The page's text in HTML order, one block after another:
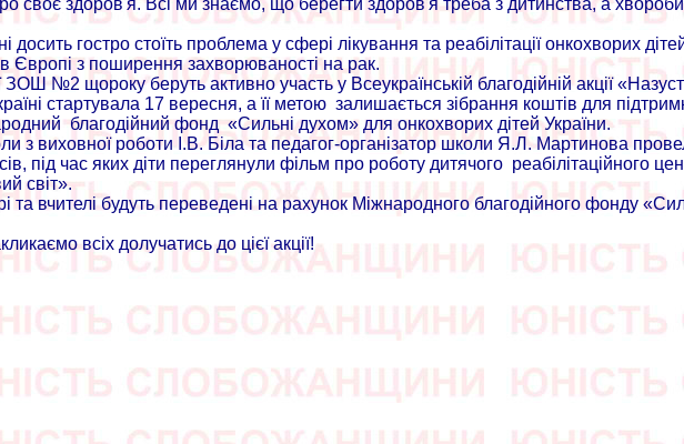
своє здоров'я. Всі ми знаємо, що берегти здоров'я треба з дитинства, а
досить гостро стоїть проблема у сфері лікування та реабілітації онкохворих
Європі з поширення захворюваності на рак.
ЗОШ №2 щороку беруть активно участь у Всеукраїнській благодійній акції
стартувала 17 вересня, а її метою залишається зібрання коштів для
благодійний фонд «Сильні духом» для онкохворих дітей України.
з виховної роботи І.В. Біла та педагог-організатор школи Я.Л. Мартинова
під час яких діти переглянули фільм про роботу дитячого реабілітаційного
світ».
та вчителі будуть переведені на рахунок Міжнародного благодійного фонду
всіх долучатись до цієї акції!